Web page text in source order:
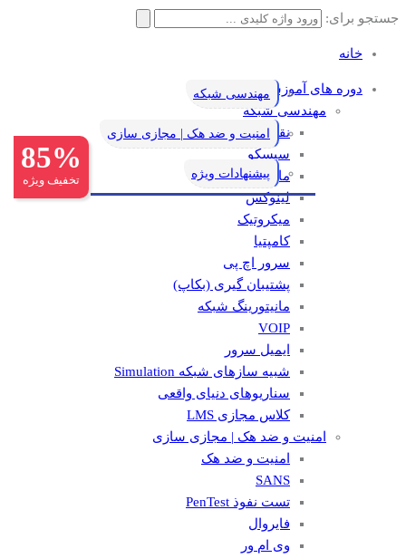
جستجو برای:
خانه
دوره های آموزشی
مهندسی شبکه
نقشه راه یادگیری شبکه
سیسکو
مایکروسافت
لینوکس
میکروتیک
کامپتیا
سرور اچ پی
پشتیبان گیری (بکاپ)
مانيتورينگ شبکه
VOIP
ایمیل سرور
شبیه سازهای شبکه Simulation
سناریوهای دنیای واقعی
کلاس مجازی LMS
امنیت و ضد هک | مجازی سازی
امنیت و ضد هک
SANS
تست نفوذ PenTest
فایروال
وی ام ور
مهندسی شبکه
امنیت و ضد هک | مجازی سازی
پیشنهادات ویژه 85%
تخفیف ویژه